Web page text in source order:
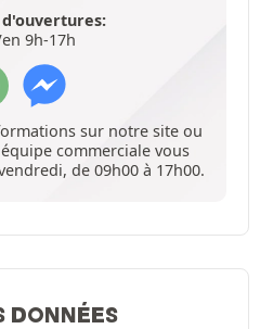
9h-17h
sur notre site ou
commerciale vous
de 09h00 à 17h00.
DONNÉES